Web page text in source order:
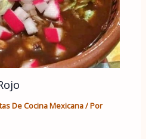
De Cocina Mexicana/ Por